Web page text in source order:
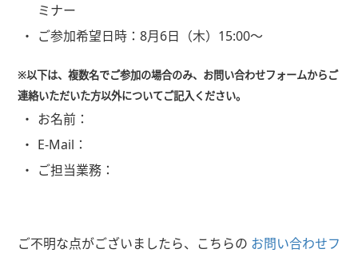
ミナー
ご参加希望日時： 8月6日（木）15:00～
※以下は、複数名でご参加の場合のみ、お問い合わせフォームからご
連絡いただいた方以外についてご記入ください。
お名前：
E-Mail：
ご担当業務：
ご不明な点がございましたら、こちらの お問い合わせフ